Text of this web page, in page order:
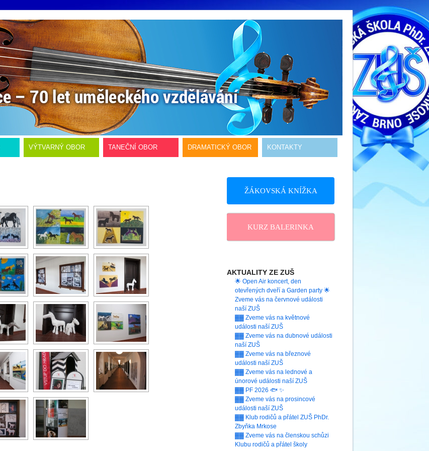
VÝTVARNÝ OBOR TANEČNÍ OBOR DRAMATICKÝ OBOR KONTAKTY
ŽÁKOVSKÁ KNÍŽKA
KURZ BALERINKA
AKTUALITY ZE ZUŠ
🌟 Open Air koncert, den
otevřených dveří a Garden party 🌟
Zveme vás na červnové události
naší ZUŠ
▓▓ Zveme vás na květnové
události naší ZUŠ
▓▓ Zveme vás na dubnové události
naší ZUŠ
▓▓ Zveme vás na březnové
události naší ZUŠ
▓▓ Zveme vás na lednové a
únorové události naší ZUŠ
▓▓ PF 2026 🐟 ✨
▓▓ Zveme vás na prosincové
události naší ZUŠ
▓▓ Klub rodičů a přátel ZUŠ PhDr.
Zbyňka Mrkose
▓▓ Zveme vás na členskou schůzi
Klubu rodičů a přátel školy